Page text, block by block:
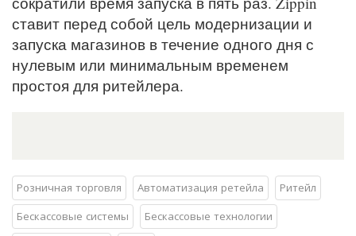
ставит перед собой цель модернизации и
запуска магазинов в течение одного дня с
нулевым или минимальным временем
простоя для ритейлера.
Розничная торговля Автоматизация ретейла
Ритейл
Бескассовые системы
Бескассовые технологии